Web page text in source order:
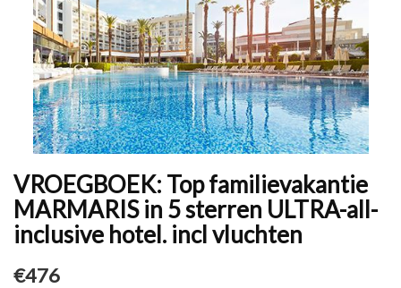
VROEGBOEK: Top familievakantie
MARMARIS in 5 sterren ULTRA-all-
inclusive hotel. incl vluchten
€476